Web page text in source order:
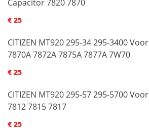
Capacitor 7820 7870
€ 25
CITIZEN MT920 295-34 295-3400
7870A 7872A 7875A 7877A 7W70
€ 25
CITIZEN MT920 295-57 295-5700
7812 7815 7817
€ 25